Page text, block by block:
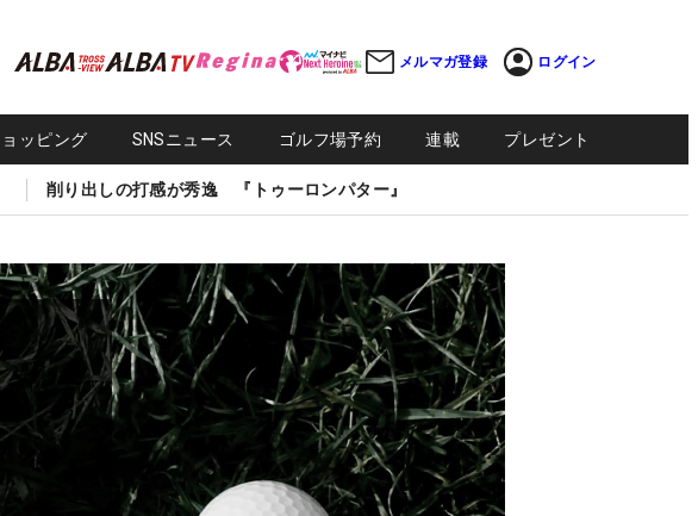
メルマガ登録 ログイン
ッピング SNSニュース ゴルフ場予約 連載 プレゼント
削り出しの打感が秀逸 『トゥーロンパター』